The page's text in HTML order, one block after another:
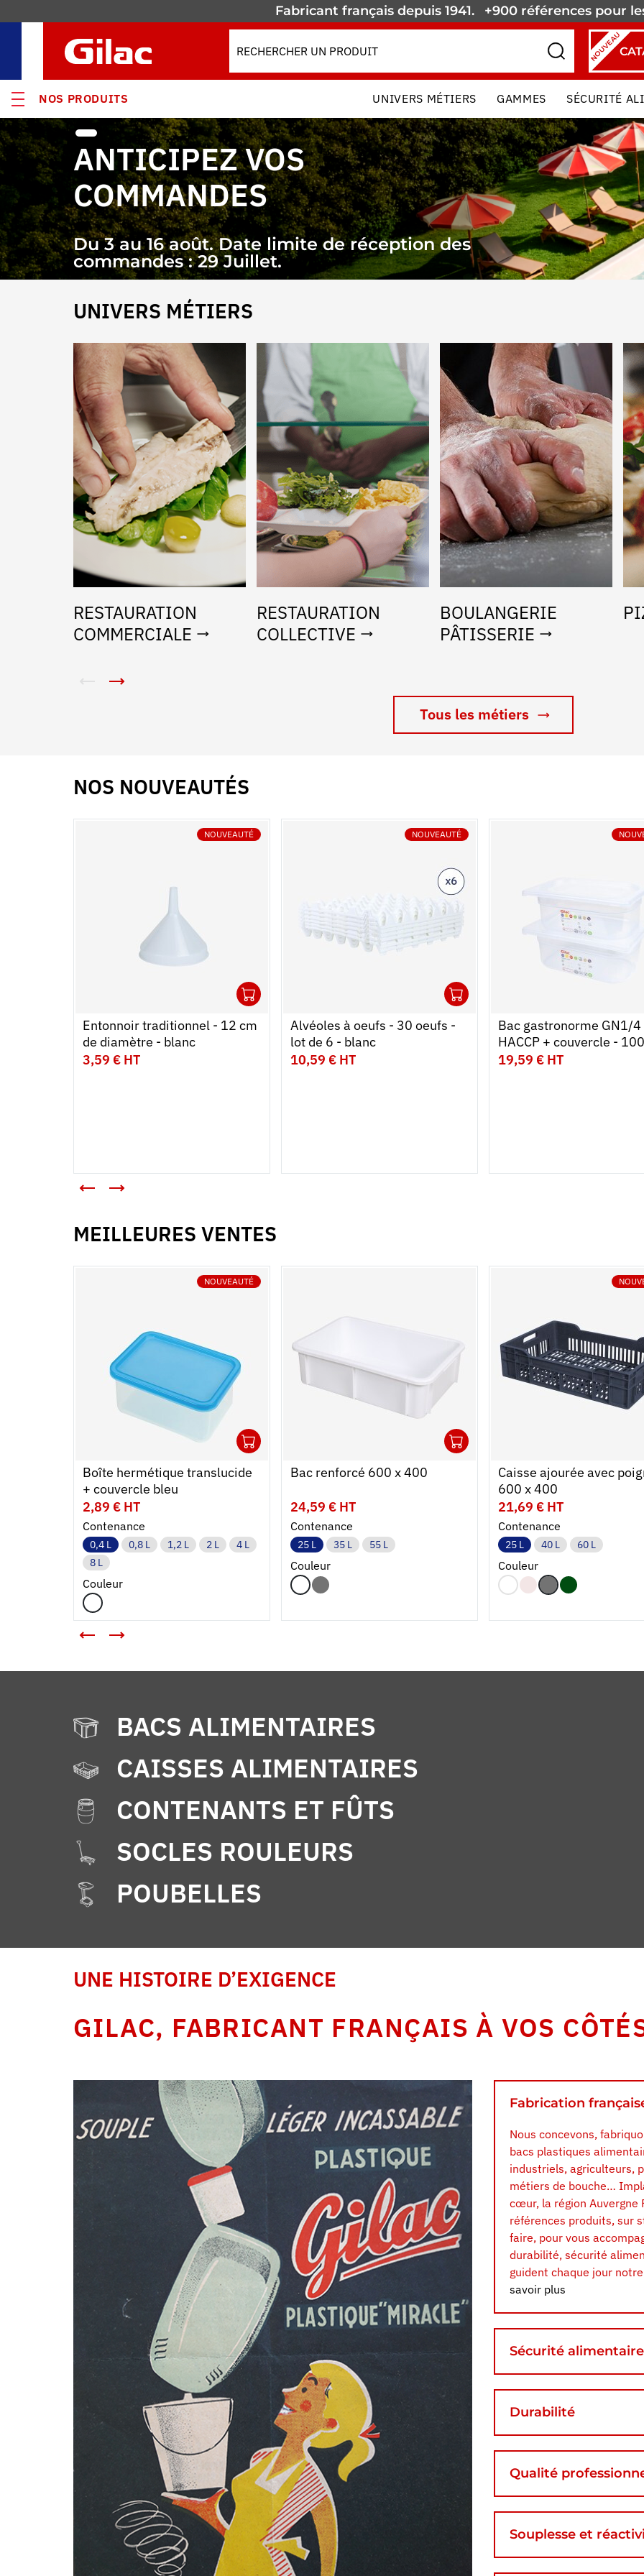
Fabricant français depuis 1941. +900 références pour
NOUVEAU
NOS PRODUITS UNIVERS MÉTIERS GAMMES SÉCURITÉ
& Fûts
isothermes
& Manutention
ANTICIPEZ VOS
COMMANDES
Du 3 au 16 août. Date limite de réception des
commandes : 29 Juillet.
Je passe commande
UNIVERS MÉTIERS
RESTAURATION
COMMERCIALE
RESTAURATION
COLLECTIVE
BOULANGERIE
PÂTISSERIE
Tous les métiers
NOS NOUVEAUTÉS
NOUVEAUTÉ
Entonnoir traditionnel - 12 cm
de diamètre - blanc
3,59 € HT
NOUVEAUTÉ
Alvéoles à oeufs - 30 oeufs -
lot de 6 - blanc
10,59 € HT
Bac gastronorme GN1/4
HACCP + couvercle -
- 2,6 L - Lot de 2
19,59 € HT
MEILLEURES VENTES
NOUVEAUTÉ
Boîte hermétique translucide
+ couvercle bleu
2,89 € HT
Contenance
0,4 L 0,8 L 1,2 L 2 L
4 L
8 L
Couleur
Bac renforcé 600 x 400
24,59 € HT
Contenance
25 L 35 L 55 L
Couleur
Caisse ajourée avec
600 x 400
21,69 € HT
Contenance
25 L 40 L 60 L
Couleur
BACS ALIMENTAIRES
CAISSES ALIMENTAIRES
CONTENANTS ET FÛTS
SOCLES ROULEURS
POUBELLES
UNE HISTOIRE D’EXIGENCE
GILAC, FABRICANT FRANÇAIS À VOS
Fabrication
Nous concevons,
bacs plastiques
industriels, agriculteurs,
métiers de bouche…
cœur, la région Auvergne
références produits, sur
faire, pour vous
durabilité, sécurité
guident chaque jour
savoir plus
Sécurité alimentaire
Durabilité
Qualité
Souplesse et